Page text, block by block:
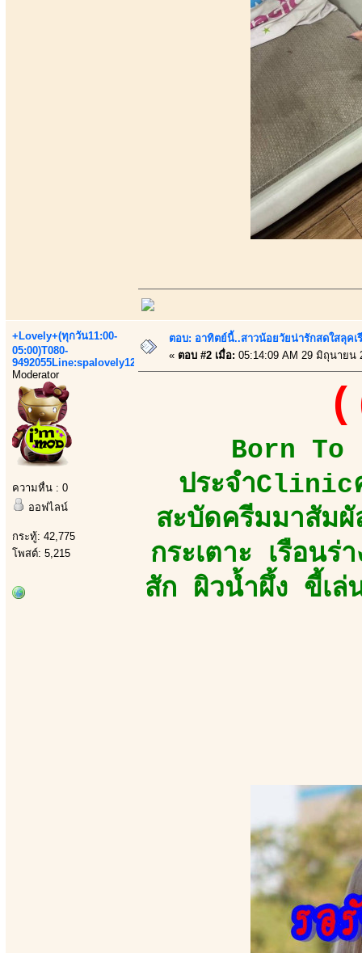
+Lovely+(ทุกวัน11:00-
05:00)T080-
9492055Line:spalovely123
Moderator
ความหื่น : 0
ออฟไลน์
กระทู้: 42,775
โพสต์: 5,215
ตอบ: อาทิตย์นี้..สาวน้อยวัยน่ารักสดใสลุคเ
« ตอบ #2 เมื่อ: 05:14:09 AM 29 มิถุนายน
Born To
ประจำClinic
สะบัดครีมมาสัมผั
กระเตาะ เรือน
สัก ผิวน้ำผึ้ง ขี้เล่